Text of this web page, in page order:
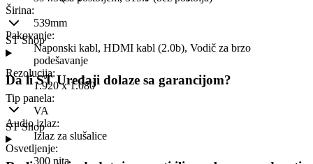
Širina:
539mm
Pakovanje:
Naponski kabl, HDMI kabl (2.0b), Vodič za brzo
podešavanje
Rezolucija:
1.920 x 1.080
Tip panela:
VA
Audio izlaz:
Izlaz za slušalice
Osvetljenje:
300 nita
ST Shop
Da li ST Uređaji dolaze sa garancijom?
ST Shop